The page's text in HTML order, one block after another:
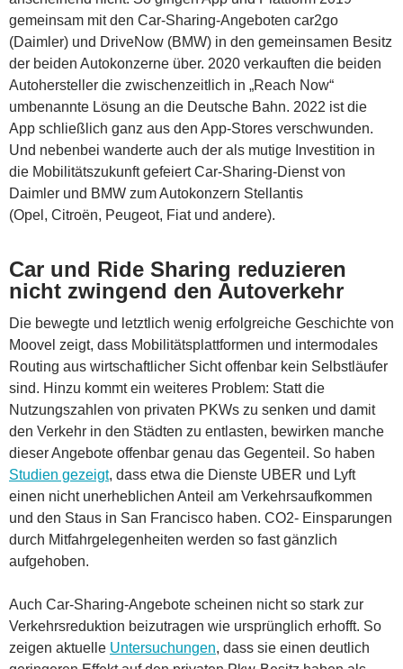
gemeinsam mit den Car-Sharing-Angeboten car2go
(Daimler) und DriveNow (BMW) in den gemeinsamen Besitz
der beiden Autokonzerne über. 2020 verkauften die beiden
Autohersteller die zwischenzeitlich in „Reach Now“
umbenannte Lösung an die Deutsche Bahn. 2022 ist die
App schließlich ganz aus den App-Stores verschwunden.
Und nebenbei wanderte auch der als mutige Investition in
die Mobilitätszukunft gefeiert Car-Sharing-Dienst von
Daimler und BMW zum Autokonzern Stellantis
(Opel, Citroën, Peugeot, Fiat und andere).
Car und Ride Sharing reduzieren
nicht zwingend den Autoverkehr
Die bewegte und letztlich wenig erfolgreiche Geschichte von
Moovel zeigt, dass Mobilitätsplattformen und intermodales
Routing aus wirtschaftlicher Sicht offenbar kein Selbstläufer
sind. Hinzu kommt ein weiteres Problem: Statt die
Nutzungszahlen von privaten PKWs zu senken und damit
den Verkehr in den Städten zu entlasten, bewirken manche
dieser Angebote offenbar genau das Gegenteil. So haben
Studien gezeigt, dass etwa die Dienste UBER und Lyft
einen nicht unerheblichen Anteil am Verkehrsaufkommen
und den Staus in San Francisco haben. CO2- Einsparungen
durch Mitfahrgelegenheiten werden so fast gänzlich
aufgehoben.
Auch Car-Sharing-Angebote scheinen nicht so stark zur
Verkehrsreduktion beizutragen wie ursprünglich erhofft. So
zeigen aktuelle Untersuchungen, dass sie einen deutlich